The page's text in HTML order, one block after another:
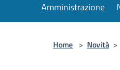
Amministrazione
Home > Novità >